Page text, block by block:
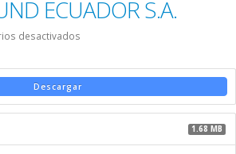
ECUADOR S.A.
desactivados
FINANCIERA
BANCO
VISIONFUND
ECUADOR
Descargar
1.68 MB